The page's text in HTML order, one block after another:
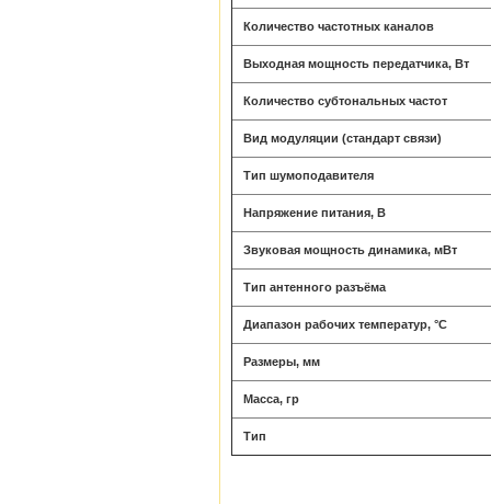
Количество частотных каналов
Выходная мощность передатчика, Вт
Количество субтональных частот
Вид модуляции (стандарт связи)
Тип шумоподавителя
Напряжение питания, В
Звуковая мощность динамика, мВт
Тип антенного разъёма
Диапазон рабочих температур, °С
Размеры, мм
Масса, гр
Тип